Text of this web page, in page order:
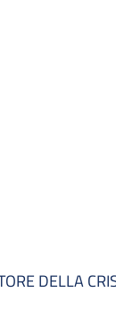
DELLA